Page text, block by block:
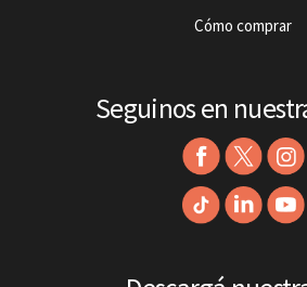
Cómo comprar
Seguinos en